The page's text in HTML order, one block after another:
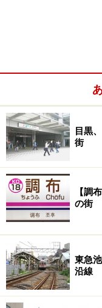
目黒
街
【調
の街
東急
沿線